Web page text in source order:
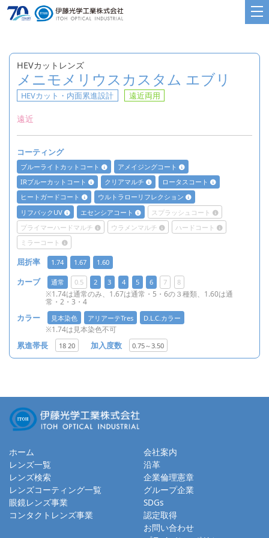
HEVカットレンズ
メニモメリウスカスタム エブリ
HEVカット・内面累進設計 遠近両用
遠近
コーティング
ブルーライトカットコート
アメイジングコート
IRブルーカットコート
クリアマルチ
ロータスコート
ヒートガードコート
ウルトラローリフレクション
リフバックUV
エセンシアコート
スプラッシュコート
プライマーハードマルチ
ウラメンマルチ
ハードコート
ミラーコート
屈折率 1.74 1.67 1.60
カーブ 通常 0.5 2 3 4 5 6 7 8
※1.74は通常のみ、1.67は通常・5・6の３種類、1.60は通
常・2・3・4
カラー 見本染色 アリアーテTres D.L.C.カラー
※1.74は見本染色不可
累進帯長 18 20 加入度数 0.75～3.50
ホーム
レンズ一覧
レンズ検索
レンズコーティング一覧
眼鏡レンズ事業
コンタクトレンズ事業
会社案内
沿革
企業倫理憲章
グループ企業
SDGs
認定取得
お問い合わせ